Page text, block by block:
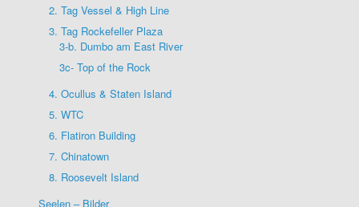
2. Tag Vessel & High Line
3. Tag Rockefeller Plaza
3-b. Dumbo am East River
3c- Top of the Rock
4. Ocullus & Staten Island
5. WTC
6. Flatiron Building
7. Chinatown
8. Roosevelt Island
Seelen – Bilder